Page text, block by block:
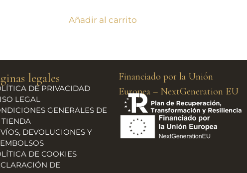
Añadir al carrito
legales
DE PRIVACIDAD
LEGAL
GENERALES DE
TIENDA
DEVOLUCIONES Y
DE COOKIES
DE
Financiado por la Unión
Europea – NextGeneration EU